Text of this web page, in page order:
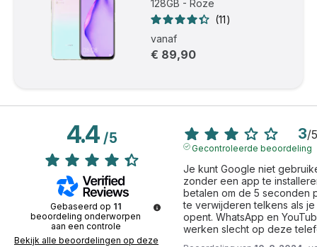
128GB - Roze
11
vanaf
€ 89,90
4.4/5
Gebaseerd op 11
beoordeling onderworpen
aan een controle
Bekijk alle beoordelingen op deze
3/5
Gecontroleerde beoordeling
Je kunt Google niet
zonder een app te
betalen om de 5 seconden
te verwijderen telkens als je
opent. WhatsApp en
werken slecht op deze